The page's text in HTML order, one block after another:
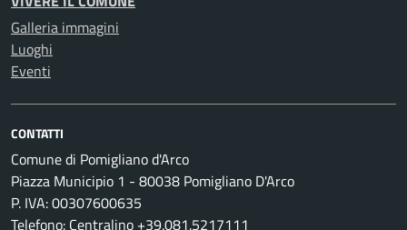
Galleria immagini
Luoghi
Eventi
CONTATTI
Comune di Pomigliano d'Arco
Piazza Municipio 1 - 80038 Pomigliano D'Arco
P. IVA: 00307600635
Telefono: Centralino +39.081.5217111